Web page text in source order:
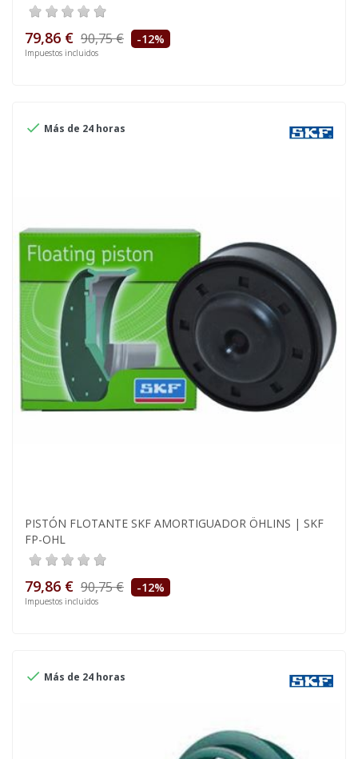
79,86 € 90,75 € -12%
Impuestos incluidos
 Más de 24 horas
PISTÓN FLOTANTE SKF AMORTIGUADOR ÖHLINS | SKF
FP-OHL
79,86 € 90,75 € -12%
Impuestos incluidos
 Más de 24 horas